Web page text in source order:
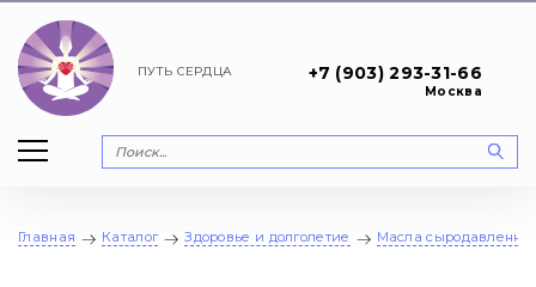
ПУТЬ СЕРДЦА +7 (903) 293-31-66
Москва
Главная Каталог Здоровье и долголетие Масла